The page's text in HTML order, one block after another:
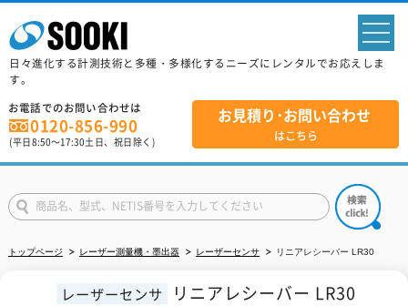
日々進化する計測技術と多種・多様化するニーズにレンタルでお応えしま
す。
お電話でのお問い合わせは
0120-856-990
(平日8:50～17:30土日、祝日除く)
お見積り･お問い合わせ
はこちら
トップページ レーザー測量機・墨出器 レーザーセンサ リニアレシーバー LR30
レーザーセンサ リニアレシーバー LR30